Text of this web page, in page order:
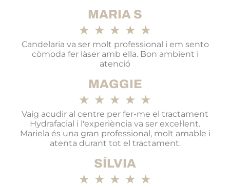
MARIA S
★ ★ ★ ★ ★
Candelaria va ser molt professional i em sento
còmoda fer làser amb ella. Bon ambient i
atenció
MAGGIE
★ ★ ★ ★ ★
Vaig acudir al centre per fer-me el tractament
Hydrafacial i l'experiència va ser excel·lent.
Mariela és una gran professional, molt amable i
atenta durant tot el tractament.
SÍLVIA
★ ★ ★ ★ ★